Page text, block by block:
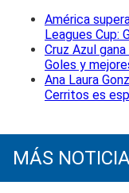
América
Leagues Cup:
Cruz Azul
Goles y
Ana Laura
Cerritos es
MÁS